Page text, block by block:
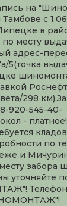
на
с
в
месту
адрес-
5(точка
298
920-545-40-
-
по
и
забора
уточняйте
Телефон